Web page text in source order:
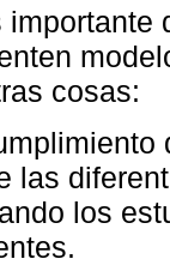
cosas:
las
los